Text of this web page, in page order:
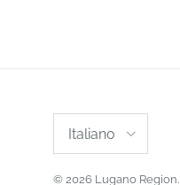
Italiano
© 2026 Lugano Region.